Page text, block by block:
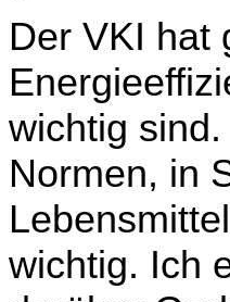
Der VKI hat
wichtig
Normen, in
wichtig. Ich